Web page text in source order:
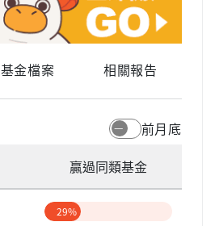
基金檔案 相關報告
前月底
贏過同類基金
29%